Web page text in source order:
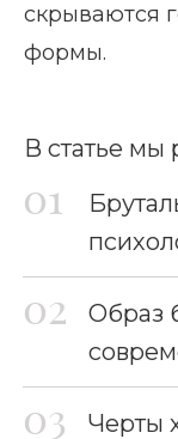
скрываются
формы.
В статье мы
Образ
Черты